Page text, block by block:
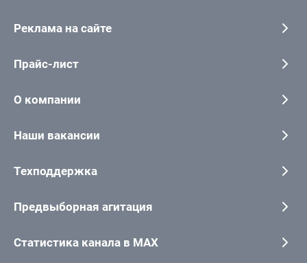
Реклама на сайте
Прайс-лист
О компании
Наши вакансии
Техподдержка
Предвыборная агитация
Статистика канала в MAX